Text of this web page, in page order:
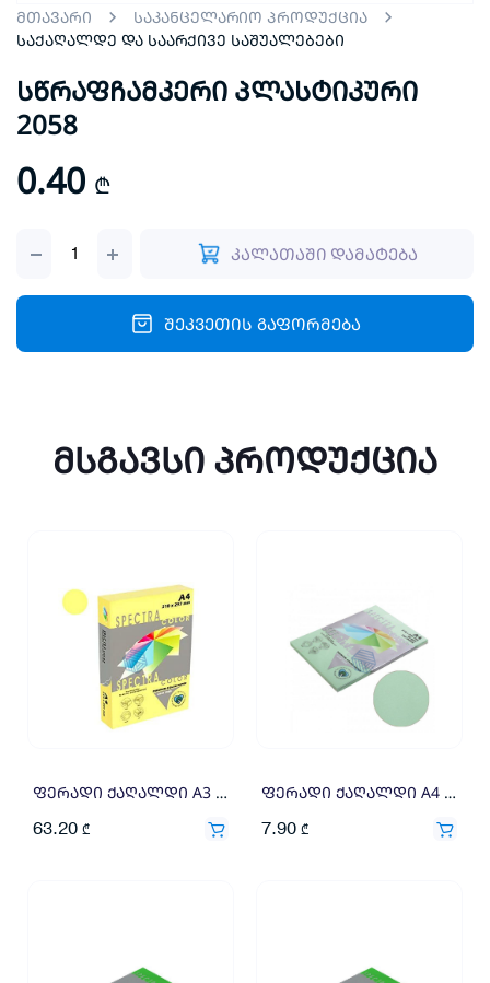
მთავარი
საკანცელარიო პროდუქცია
საქაღალდე და საარქივე საშუალებები
სწრაფჩამკერი პლასტიკური
2058
0.40 ₾
პლასტიკური
quantity
კალათაში დამატება
შეკვეთის გაფორმება
მსგავსი პროდუქცია
ფერადი ქაღალდი A3 160გრ 250ფ ღია ყვითელი
63.20 ₾
ფერადი ქაღალდი A4 80გრ 100ფ ღია მწვანე
7.90 ₾